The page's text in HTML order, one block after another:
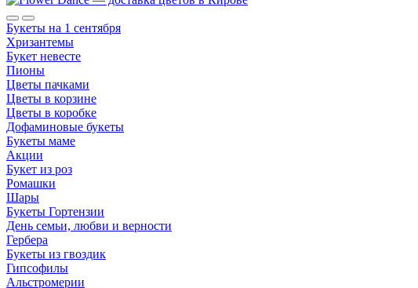
Букеты на 1 сентября
Хризантемы
Букет невесте
Пионы
Цветы пачками
Цветы в корзине
Цветы в коробке
Дофаминовые букеты
Букеты маме
Акции
Букет из роз
Ромашки
Шары
Букеты Гортензии
День семьи, любви и верности
Гербера
Букеты из гвоздик
Гипсофилы
Альстромерии